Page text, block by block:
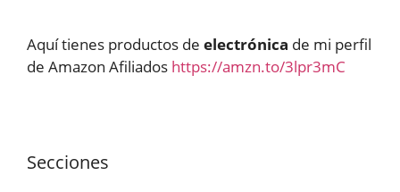
Aquí tienes productos de electrónica de mi perfil
de Amazon Afiliados https://amzn.to/3lpr3mC
Secciones